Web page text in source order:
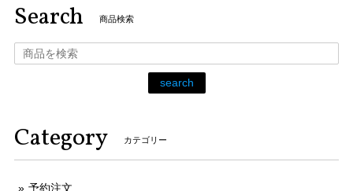
Search 商品検索
search
Category カテゴリー
予約注文